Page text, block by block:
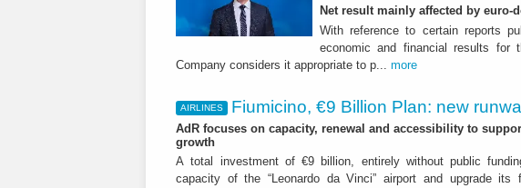
Net result mainly affected by euro-
With reference to certain reports
economic and financial results for
Company considers it appropriate to p... more
AIRLINES Fiumicino, €9 Billion Plan: new
AdR focuses on capacity, renewal and accessibility to
growth
A total investment of €9 billion, entirely without public
capacity of the “Leonardo da Vinci” airport and upgrade